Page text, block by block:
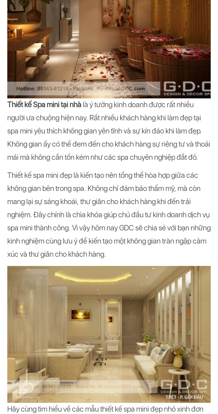
Thiết kế Spa mini tại nhà là ý tưởng kinh doanh được rất nhiều
người ưa chuộng hiện nay. Rất nhiều khách hàng khi làm đẹp tại
spa mini yêu thích không gian yên tĩnh và sự kín đáo khi làm đẹp.
Không gian ấy có thể đem đến cho khách hàng sự riêng tư và thoải
mái mà không cần tốn kém như các spa chuyên nghiệp đắt đỏ.
Thiết kế spa mini đẹp là kiến tạo nên tổng thể hòa hợp giữa các
không gian bên trong spa. Không chỉ đảm bảo thẩm mỹ, mà còn
mang lại sự sảng khoái, thư giãn cho khách hàng khi đến trải
nghiệm. Đây chính là chìa khóa giúp chủ đầu tư kinh doanh dịch vụ
spa mini thành công. Vì vậy hôm nay GDC sẽ chia sẻ với bạn những
kinh nghiệm cùng lưu ý để kiến tạo một không gian tràn ngập cảm
xúc và thư giãn cho khách hàng.
Hãy cùng tìm hiểu về các mẫu thiết kế spa mini đẹp nhỏ xinh đơn